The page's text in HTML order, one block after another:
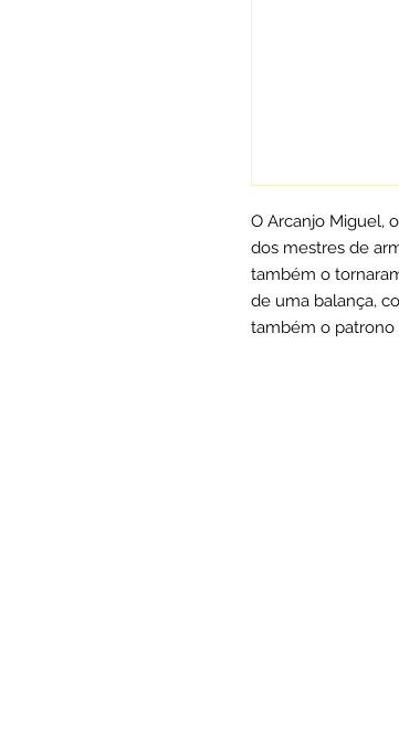
O Arcanjo Miguel,
dos mestres de
também o
de uma balança,
também o patrono